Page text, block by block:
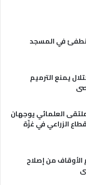
تنطفئ في المسجد
يمنع الترميم
العلمائي يوجهان
الزراعي في غزّة
الأوقاف من إصلاح